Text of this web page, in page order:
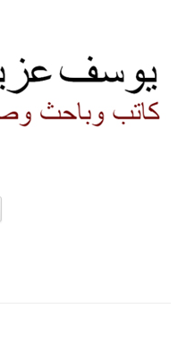
Skip to content